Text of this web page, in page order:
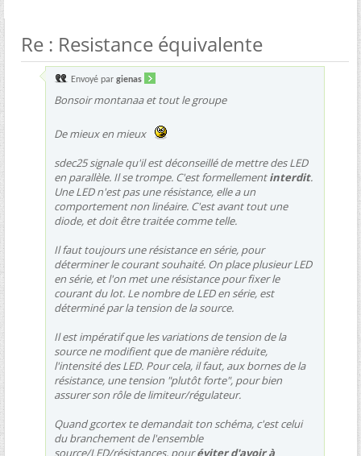
Re : Resistance équivalente
Envoyé par gienas
Bonsoir montanaa et tout le groupe
De mieux en mieux
sdec25 signale qu'il est déconseillé de mettre des LED
en parallèle. Il se trompe. C'est formellementinterdit.
Une LED n'est pas une résistance, elle a un
comportement non linéaire. C'est avant tout une
diode, et doit être traitée comme telle.
Il faut toujours une résistance en série, pour
déterminer le courant souhaité. On place plusieur LED
en série, et l'on met une résistance pour fixer le
courant du lot. Le nombre de LED en série, est
déterminé par la tension de la source.
Il est impératif que les variations de tension de la
source ne modifient que de manière réduite,
l'intensité des LED. Pour cela, il faut, aux bornes de la
résistance, une tension "plutôt forte", pour bien
assurer son rôle de limiteur/régulateur.
Quand gcortex te demandait ton schéma, c'est celui
du branchement de l'ensemble
source/LED/résistances, pouréviter d'avoir à